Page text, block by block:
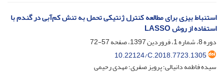
استنباط بیزی برای مطالعه کنترل ژنتیکی تحمل به تنش کم‌آبی در گندم با
استفاده از روش LASSO
دوره 8، شماره 1، فروردین 1397، صفحه
57-72
10.22124/C.2018.7723.1305
سیده فاطمه دانیالی؛ پرویز صفری؛ مهدی رحیمی